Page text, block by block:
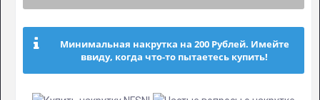
Минимальная накрутка на 200 Рублей. Имейте
ввиду, когда что-то пытаетесь купить!